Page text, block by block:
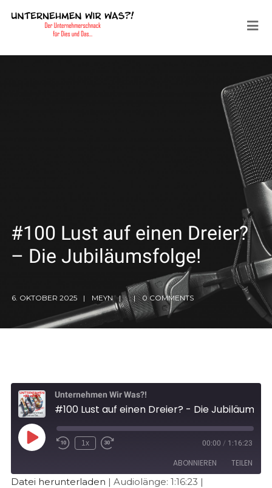
#100 Lust auf einen Dreier?
– Die Jubiläumsfolge!
6. OKTOBER 2025 MEYN 0 COMMENTS
Unternehmen Wir Was?!
1x 00:00 / 1:16:23
ABONNIEREN TEILEN
Datei herunterladen | Audiolänge: 1:16:23 |